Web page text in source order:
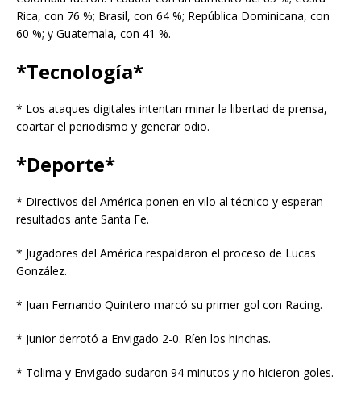
Rica, con 76 %; Brasil, con 64 %; República Dominicana, con
60 %; y Guatemala, con 41 %.
*Tecnología*
* Los ataques digitales intentan minar la libertad de prensa,
coartar el periodismo y generar odio.
*Deporte*
* Directivos del América ponen en vilo al técnico y esperan
resultados ante Santa Fe.
* Jugadores del América respaldaron el proceso de Lucas
González.
* Juan Fernando Quintero marcó su primer gol con Racing.
* Junior derrotó a Envigado 2-0. Ríen los hinchas.
* Tolima y Envigado sudaron 94 minutos y no hicieron goles.